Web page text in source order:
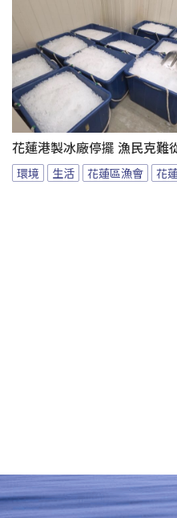
花蓮港製冰廠停擺 漁民克難
環境 生活 花蓮區漁會 花